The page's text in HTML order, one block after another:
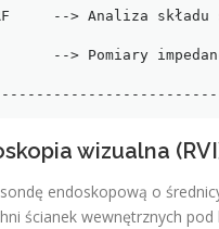
RF     --> Analiza
--> Pomiary
wizualna
endoskopową o
ścianek wewnętrznych